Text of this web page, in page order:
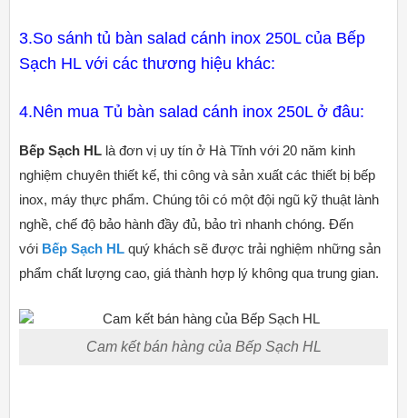
3.So sánh tủ bàn salad cánh inox 250L của Bếp
Sạch HL với các thương hiệu khác:
4.Nên mua Tủ bàn salad cánh inox 250L ở đâu:
Bếp Sạch HL là đơn vị uy tín ở Hà Tĩnh với 20 năm kinh
nghiệm chuyên thiết kế, thi công và sản xuất các thiết bị bếp
inox, máy thực phẩm. Chúng tôi có một đội ngũ kỹ thuật lành
nghề, chế độ bảo hành đầy đủ, bảo trì nhanh chóng. Đến
với Bếp Sạch HL quý khách sẽ được trải nghiệm những sản
phẩm chất lượng cao, giá thành hợp lý không qua trung gian.
Cam kết bán hàng của Bếp Sạch HL